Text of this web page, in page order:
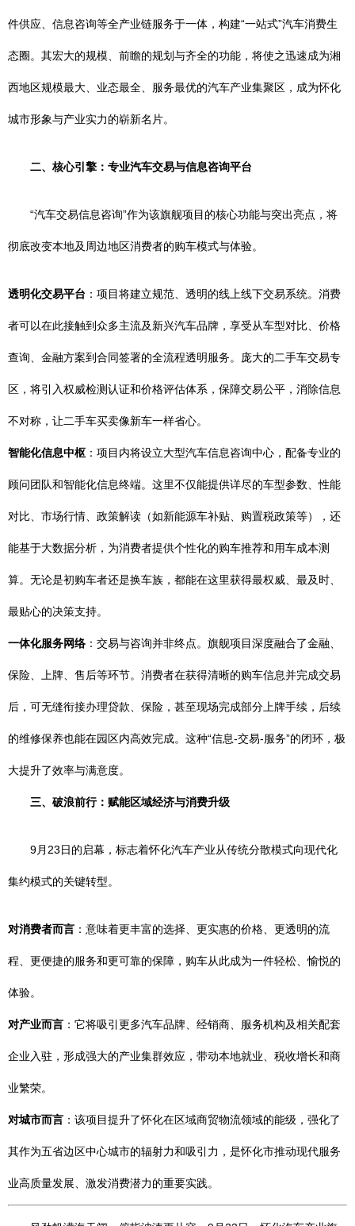
件供应、信息咨询等全产业链服务于一体，构建“一站式”汽车消费生
态圈。其宏大的规模、前瞻的规划与齐全的功能，将使之迅速成为湘
西地区规模最大、业态最全、服务最优的汽车产业集聚区，成为怀化
城市形象与产业实力的崭新名片。
二、核心引擎：专业汽车交易与信息咨询平台
“汽车交易信息咨询”作为该旗舰项目的核心功能与突出亮点，将
彻底改变本地及周边地区消费者的购车模式与体验。
透明化交易平台 ：项目将建立规范、透明的线上线下交易系统。消费
者可以在此接触到众多主流及新兴汽车品牌，享受从车型对比、价格
查询、金融方案到合同签署的全流程透明服务。庞大的二手车交易专
区，将引入权威检测认证和价格评估体系，保障交易公平，消除信息
不对称，让二手车买卖像新车一样省心。
智能化信息中枢 ：项目内将设立大型汽车信息咨询中心，配备专业的
顾问团队和智能化信息终端。这里不仅能提供详尽的车型参数、性能
对比、市场行情、政策解读（如新能源车补贴、购置税政策等），还
能基于大数据分析，为消费者提供个性化的购车推荐和用车成本测
算。无论是初购车者还是换车族，都能在这里获得最权威、最及时、
最贴心的决策支持。
一体化服务网络 ：交易与咨询并非终点。旗舰项目深度融合了金融、
保险、上牌、售后等环节。消费者在获得清晰的购车信息并完成交易
后，可无缝衔接办理贷款、保险，甚至现场完成部分上牌手续，后续
的维修保养也能在园区内高效完成。这种“信息-交易-服务”的闭环，极
大提升了效率与满意度。
三、破浪前行：赋能区域经济与消费升级
9月23日的启幕，标志着怀化汽车产业从传统分散模式向现代化
集约模式的关键转型。
对消费者而言 ：意味着更丰富的选择、更实惠的价格、更透明的流
程、更便捷的服务和更可靠的保障，购车从此成为一件轻松、愉悦的
体验。
对产业而言 ：它将吸引更多汽车品牌、经销商、服务机构及相关配套
企业入驻，形成强大的产业集群效应，带动本地就业、税收增长和商
业繁荣。
对城市而言 ：该项目提升了怀化在区域商贸物流领域的能级，强化了
其作为五省边区中心城市的辐射力和吸引力，是怀化市推动现代服务
业高质量发展、激发消费潜力的重要实践。